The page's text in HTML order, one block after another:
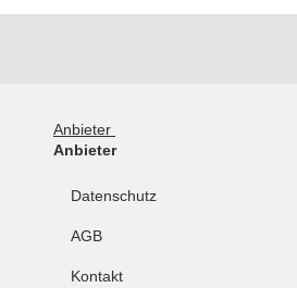
Anbieter
Anbieter
Datenschutz
AGB
Kontakt